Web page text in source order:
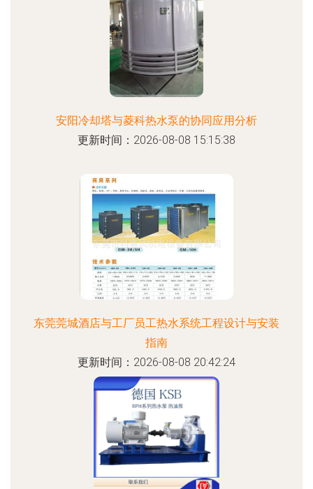
安阳冷却塔与菱科热水泵的协同应用分析
更新时间：2026-08-08 15:15:38
东莞莞城酒店与工厂员工热水系统工程设计与安装
指南
更新时间：2026-08-08 20:42:24